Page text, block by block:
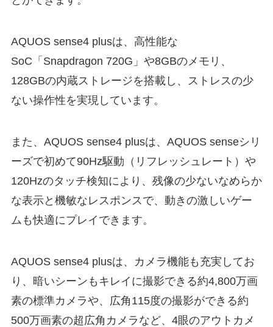
AQUOS sense4 plusは、高性能な
SoC「Snapdragon 720G」や8GBのメモリ、
128GBの内蔵ストレージを搭載し、ストレスの少
ない操作性を実現しています。
また、AQUOS sense4 plusは、AQUOS senseシリ
ーズで初めて90Hz駆動（リフレッシュレート）や
120Hzのタッチ検知により、残像の少ないなめらか
な表示と機敏なレスポンスで、動きの激しいゲー
ムも快適にプレイできます。
AQUOS sense4 plusは、カメラ機能も充実してお
り、暗いシーンもキレイに撮影できる約4,800万画
素の標準カメラや、広角115度の撮影ができる約
500万画素の超広角カメラなど、4眼のアウトカメ